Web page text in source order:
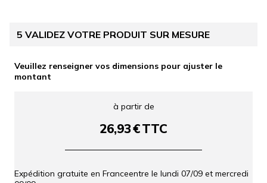
5 VALIDEZ VOTRE PRODUIT SUR MESURE
Veuillez renseigner vos dimensions pour ajuster le
montant
à partir de
26,93€TTC
Expédition gratuite en Franceentre le lundi 07/09 et mercredi